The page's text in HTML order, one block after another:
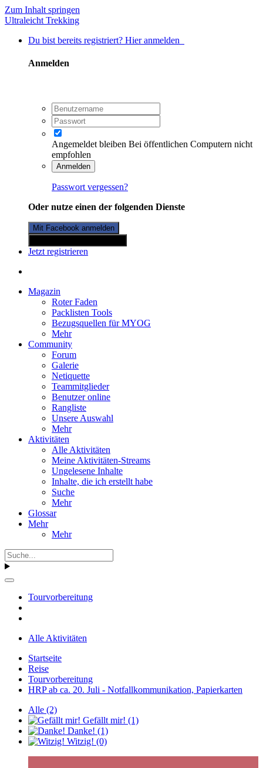
Zum Inhalt springen
Ultraleicht Trekking
Du bist bereits registriert? Hier anmelden
Anmelden
Angemeldet bleiben Bei öffentlichen Computern nicht
empfohlen
Anmelden
Passwort vergessen?
Oder nutze einen der folgenden Dienste
Mit Facebook anmelden
Jetzt registrieren
Magazin
Roter Faden
Packlisten Tools
Bezugsquellen für MYOG
Mehr
Community
Forum
Galerie
Netiquette
Teammitglieder
Benutzer online
Rangliste
Unsere Auswahl
Mehr
Aktivitäten
Alle Aktivitäten
Meine Aktivitäten-Streams
Ungelesene Inhalte
Inhalte, die ich erstellt habe
Suche
Mehr
Glossar
Mehr
Mehr
Tourvorbereitung
Alle Aktivitäten
Startseite
Reise
Tourvorbereitung
HRP ab ca. 20. Juli - Notfallkommunikation, Papierkarten
Alle (2)
Gefällt mir! (1)
Danke! (1)
Witzig! (0)